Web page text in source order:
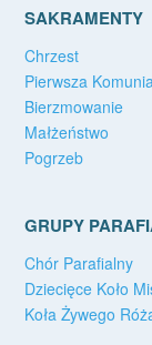
SAKRAMENTY
Chrzest
Pierwsza
Bierzmowanie
Małżeństwo
Pogrzeb
GRUPY
Chór Parafialny
Dziecięce Koło
Koła Żywego